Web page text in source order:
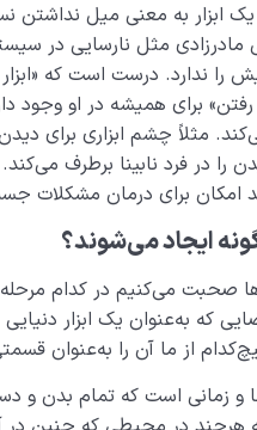
یک ابزار به­ معنی میل
مادرزادی مثل نارسایی در
را ندارد. درست است که «ابزار
رفتن» برای همیشه در او وجود
مثلاً چشم ابزاری برای
را در فرد نابینا برطرف
امکان برای درمان مشکلات
ایجاد می‌‌‌‌‌‌‌‌‌‌‌‌‌‌‌‌‌‌‌‌‌‌‌‌‌‌‌‌‌‌‌‌‌‌‌‌‌‌‌‌‌‌‌‌‌‌‌‌‌‌‌‌‌‌‌‌‌‌‌شوند؟
صحبت می­‌کنیم در کدام
که به­‌عنوان یک ابزار
از ما آن را به‌عنوان
و زمانی است که تمام بدن و